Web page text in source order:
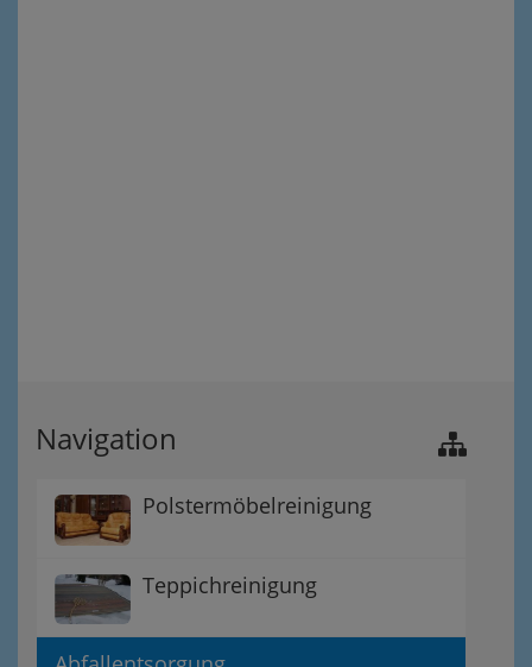
Navigation
Polstermöbelreinigung
Teppichreinigung